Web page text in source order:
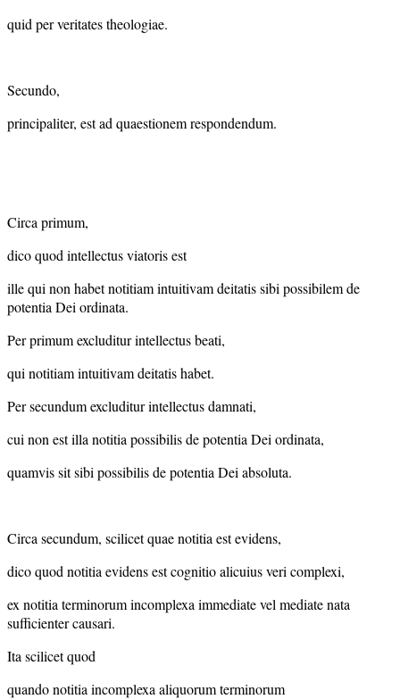
quid per veritates theologiae.
Secundo,
principaliter, est ad quaestionem respondendum.
Circa primum,
dico quod intellectus viatoris est
ille qui non habet notitiam intuitivam deitatis sibi possibilem de
potentia Dei ordinata.
Per primum excluditur intellectus beati,
qui notitiam intuitivam deitatis habet.
Per secundum excluditur intellectus damnati,
cui non est illa notitia possibilis de potentia Dei ordinata,
quamvis sit sibi possibilis de potentia Dei absoluta.
Circa secundum, scilicet quae notitia est evidens,
dico quod notitia evidens est cognitio alicuius veri complexi,
ex notitia terminorum incomplexa immediate vel mediate nata
sufficienter causari.
Ita scilicet quod
quando notitia incomplexa aliquorum terminorum